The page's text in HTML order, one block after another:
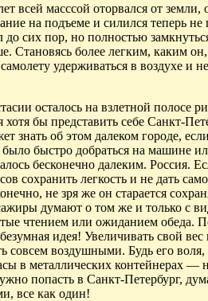
всей масссой оторвался от земли,
на подъеме и силился теперь не
до сих пор, но полностью
Становясь более легким, каким
удерживаться в воздухе и
осталось на взлетной полосе
бы представить себе Санкт-
знать об этом далеком городе,
быстро добраться на машине
бесконечно далеким. Россия.
сохранить легкость и не дать
не зря же он старается
думают о том же и только с
чтением или ожиданием обеда.
идея! Увеличивать свой вес
совсем воздушными. Будь его
в металлических контейнерах
попасть в Санкт-Петербург,
все как один!